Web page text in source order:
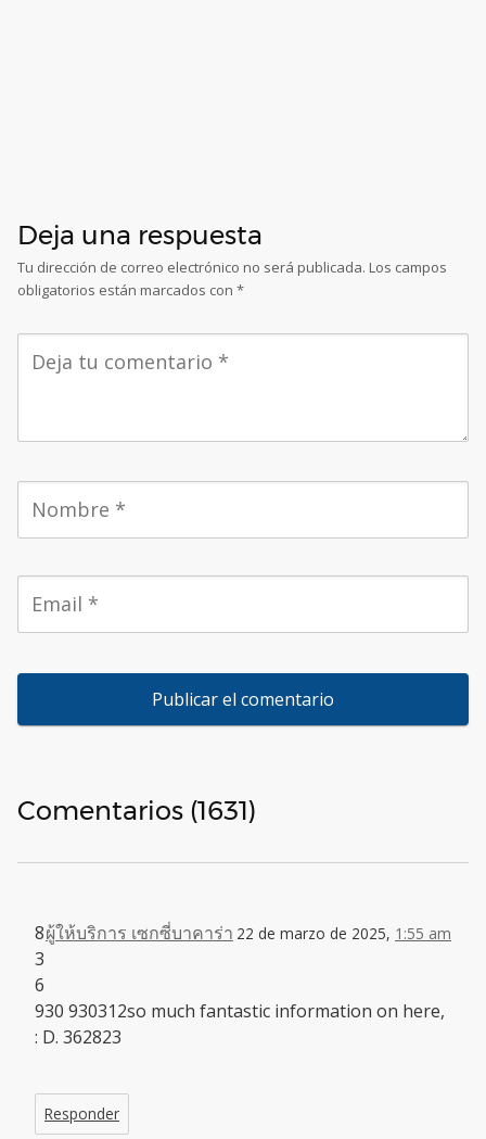
Deja una respuesta
Tu dirección de correo electrónico no será publicada. Los campos
obligatorios están marcados con *
Comentarios (1631)
ผู้ให้บริการ เซกซี่บาคาร่า 22 de marzo de 2025, 1:55 am
8
3
6
930 930312so much fantastic information on here,
: D. 362823
Responder